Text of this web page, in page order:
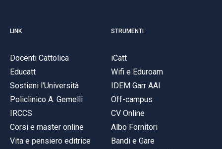
LINK
Docenti Cattolica
Educatt
Sostieni l'Università
Policlinico A. Gemelli
IRCCS
Corsi e master online
Vita e pensiero editrice
STRUMENTI
iCatt
Wifi e Eduroam
IDEM Garr AAI
Off-campus
CV Online
Albo Fornitori
Bandi e Gare